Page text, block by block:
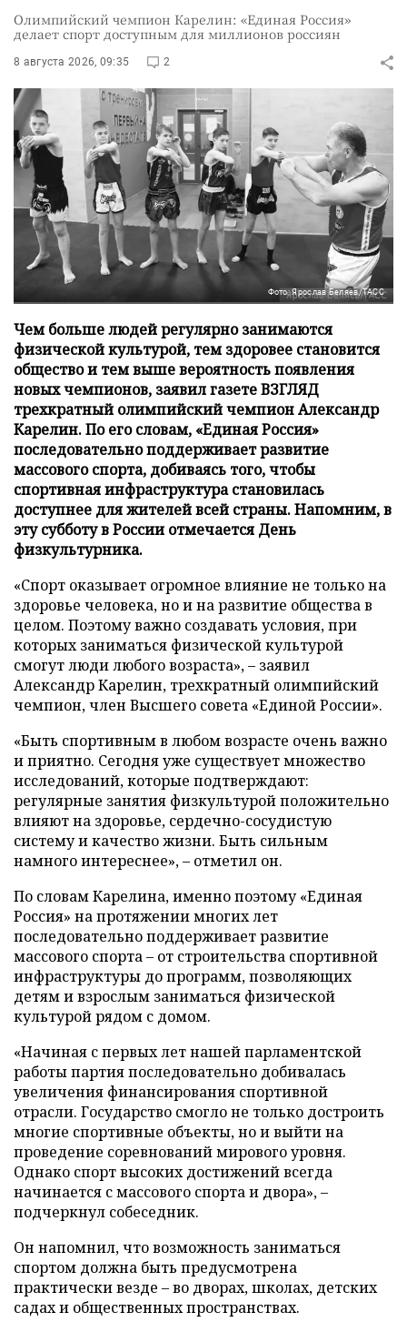
Олимпийский чемпион Карелин: «Единая Россия»
делает спорт доступным для миллионов россиян
8 августа 2026, 09:35 2
Фото: Ярослав Беляев/ТАСС
Чем больше людей регулярно занимаются
физической культурой, тем здоровее становится
общество и тем выше вероятность появления
новых чемпионов, заявил газете ВЗГЛЯД
трехкратный олимпийский чемпион Александр
Карелин. По его словам, «Единая Россия»
последовательно поддерживает развитие
массового спорта, добиваясь того, чтобы
спортивная инфраструктура становилась
доступнее для жителей всей страны. Напомним, в
эту субботу в России отмечается День
физкультурника.
«Спорт оказывает огромное влияние не только на
здоровье человека, но и на развитие общества в
целом. Поэтому важно создавать условия, при
которых заниматься физической культурой
смогут люди любого возраста», – заявил
Александр Карелин, трехкратный олимпийский
чемпион, член Высшего совета «Единой России».
«Быть спортивным в любом возрасте очень важно
и приятно. Сегодня уже существует множество
исследований, которые подтверждают:
регулярные занятия физкультурой положительно
влияют на здоровье, сердечно-сосудистую
систему и качество жизни. Быть сильным
намного интереснее», – отметил он.
По словам Карелина, именно поэтому «Единая
Россия» на протяжении многих лет
последовательно поддерживает развитие
массового спорта – от строительства спортивной
инфраструктуры до программ, позволяющих
детям и взрослым заниматься физической
культурой рядом с домом.
«Начиная с первых лет нашей парламентской
работы партия последовательно добивалась
увеличения финансирования спортивной
отрасли. Государство смогло не только достроить
многие спортивные объекты, но и выйти на
проведение соревнований мирового уровня.
Однако спорт высоких достижений всегда
начинается с массового спорта и двора», –
подчеркнул собеседник.
Он напомнил, что возможность заниматься
спортом должна быть предусмотрена
практически везде – во дворах, школах, детских
садах и общественных пространствах.